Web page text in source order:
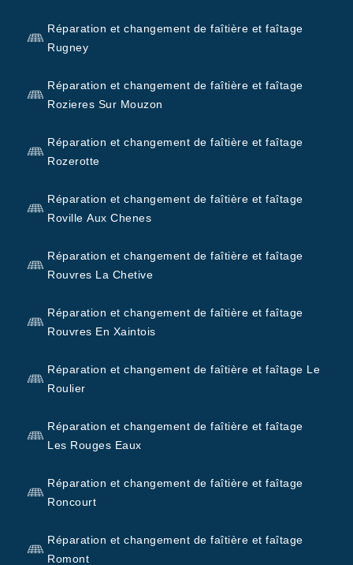
Réparation et changement de faîtière et faîtage
Rugney
Réparation et changement de faîtière et faîtage
Rozieres Sur Mouzon
Réparation et changement de faîtière et faîtage
Rozerotte
Réparation et changement de faîtière et faîtage
Roville Aux Chenes
Réparation et changement de faîtière et faîtage
Rouvres La Chetive
Réparation et changement de faîtière et faîtage
Rouvres En Xaintois
Réparation et changement de faîtière et faîtage Le
Roulier
Réparation et changement de faîtière et faîtage
Les Rouges Eaux
Réparation et changement de faîtière et faîtage
Roncourt
Réparation et changement de faîtière et faîtage
Romont